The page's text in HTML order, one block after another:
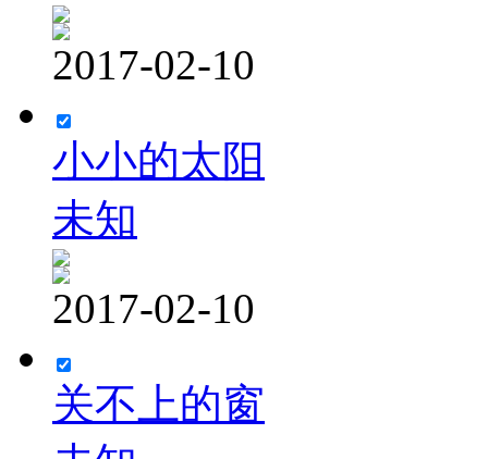
2017-02-10
小小的太阳
未知
2017-02-10
关不上的窗